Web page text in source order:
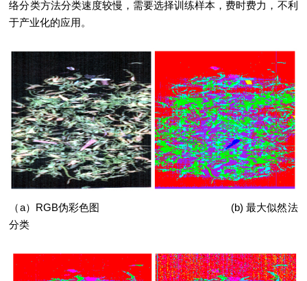
络分类方法分类速度较慢，需要选择训练样本，费时费力，不利
于产业化的应用。
（a）RGB伪彩色图 (b) 最大似然法
分类